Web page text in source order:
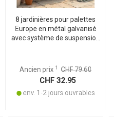
8 jardinières pour palettes
Europe en métal galvanisé
avec système de suspension
d’épaisseur – argentées
Ancien prix 1 CHF 79.60
CHF 32.95
env. 1-2 jours ouvrables